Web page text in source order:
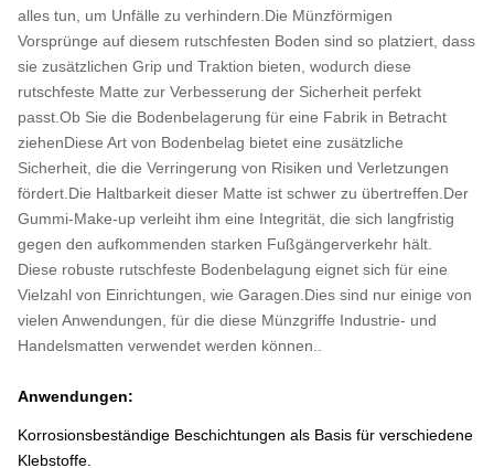
alles tun, um Unfälle zu verhindern.Die Münzförmigen
Vorsprünge auf diesem rutschfesten Boden sind so platziert, dass
sie zusätzlichen Grip und Traktion bieten, wodurch diese
rutschfeste Matte zur Verbesserung der Sicherheit perfekt
passt.Ob Sie die Bodenbelagerung für eine Fabrik in Betracht
ziehenDiese Art von Bodenbelag bietet eine zusätzliche
Sicherheit, die die Verringerung von Risiken und Verletzungen
fördert.Die Haltbarkeit dieser Matte ist schwer zu übertreffen.Der
Gummi-Make-up verleiht ihm eine Integrität, die sich langfristig
gegen den aufkommenden starken Fußgängerverkehr hält.
Diese robuste rutschfeste Bodenbelagung eignet sich für eine
Vielzahl von Einrichtungen, wie Garagen.Dies sind nur einige von
vielen Anwendungen, für die diese Münzgriffe Industrie- und
Handelsmatten verwendet werden können..
Anwendungen:
Korrosionsbeständige Beschichtungen als Basis für verschiedene
Klebstoffe.